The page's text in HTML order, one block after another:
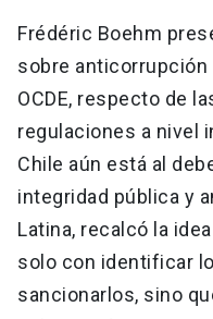
Frédéric Boehm
sobre anticorrupción
OCDE, respecto de
regulaciones a nivel
Chile aún está al
integridad pública y
Latina, recalcó la
solo con identificar
sancionarlos, sino